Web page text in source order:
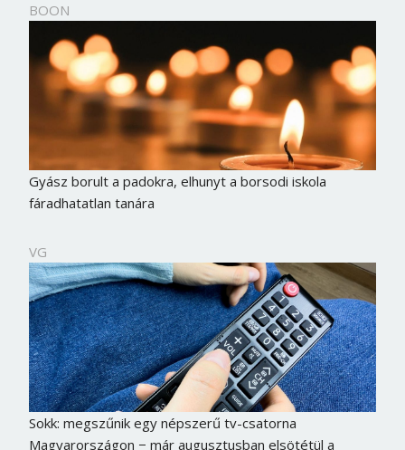
BOON
Gyász borult a padokra, elhunyt a borsodi iskola
fáradhatatlan tanára
VG
Sokk: megszűnik egy népszerű tv-csatorna
Magyarországon − már augusztusban elsötétül a